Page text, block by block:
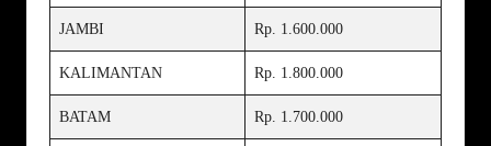
JAMBI Rp. 1.600.000
KALIMANTAN Rp. 1.800.000
BATAM Rp. 1.700.000